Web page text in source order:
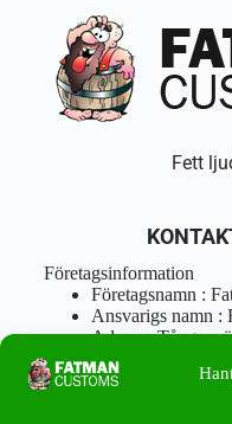
Fett
Företagsinformation
Företagsnamn :
Ansvarigs namn :
Adress :
Postnr : 417 46
Tel : 0762919666